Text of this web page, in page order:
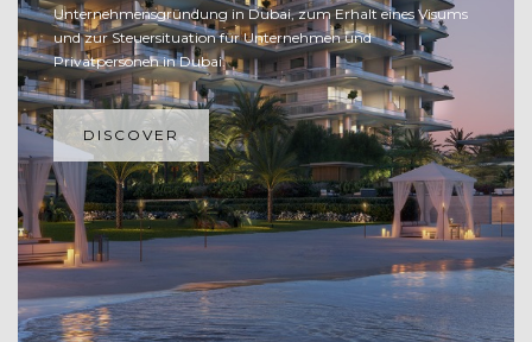
Unternehmensgründung in Dubai, zum Erhalt eines Visums
und zur Steuersituation für Unternehmen und
Privatpersonen in Dubai.
DISCOVER